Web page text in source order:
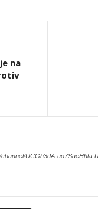
na
UCGh3dA-uo7SaeHhla-